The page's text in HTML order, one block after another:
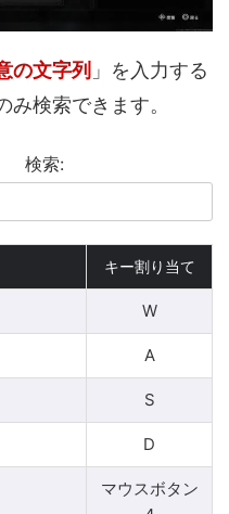
の文字列 」を入力する
検索できます。
検索:
キー割り当て
W
A
S
D
マウスボタン